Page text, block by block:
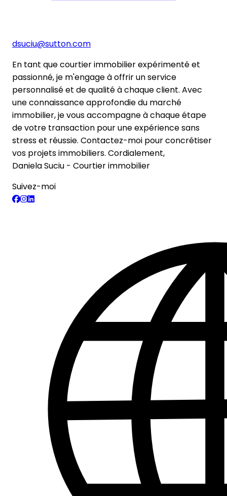
dsuciu@sutton.com
En tant que courtier immobilier expérimenté et
passionné, je m'engage à offrir un service
personnalisé et de qualité à chaque client. Avec
une connaissance approfondie du marché
immobilier, je vous accompagne à chaque étape
de votre transaction pour une expérience sans
stress et réussie. Contactez-moi pour concrétiser
vos projets immobiliers. Cordialement,
Daniela Suciu - Courtier immobilier
Suivez-moi